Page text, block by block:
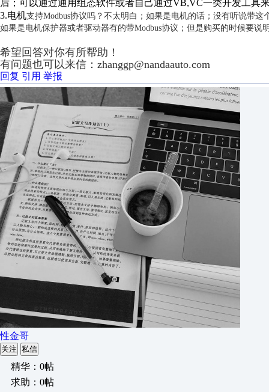
后；可以通过通用组态软件或者自己通过VB,VC一类开发工具
3.电机支持Modbus协议吗？不太明白；如果是电机的话；没有听说带这
如果是电机保护器或者驱动器有的带Modbus协议；但是购买的时候要说
希望回答对你有所帮助！
有问题也可以来信：zhanggp@nandaauto.com
回复 引用 举报
性金哥
关注 私信
精华：0帖
求助：0帖